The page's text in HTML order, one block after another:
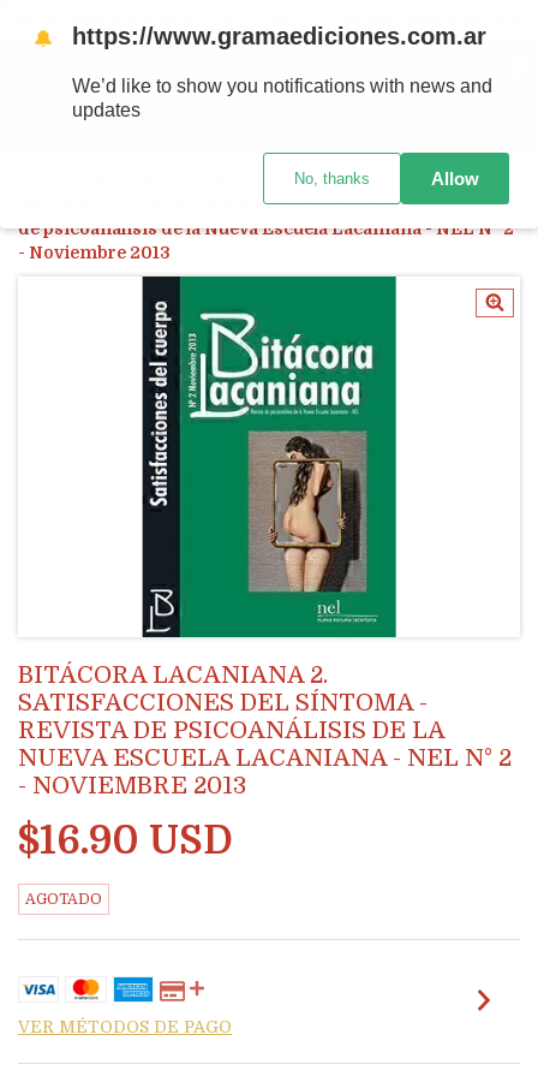
Bitácora Lacaniana 2. Satisfacciones del síntoma - Revista
de psicoanálisis de la Nueva Escuela Lacaniana - NEL N° 2
- Noviembre 2013
BITÁCORA LACANIANA 2.
SATISFACCIONES DEL SÍNTOMA -
REVISTA DE PSICOANÁLISIS DE LA
NUEVA ESCUELA LACANIANA - NEL N° 2
- NOVIEMBRE 2013
$16.90 USD
AGOTADO
VER MÉTODOS DE PAGO
🔔 https://www.gramaediciones.com.ar
We’d like to show you notifications with news and
updates
No, thanks Allow